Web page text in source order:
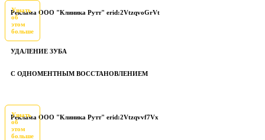
Реклама ООО "Клиника Рутт" erid:2VtzqvoGrVt
Узнать
об
этом
больше
УДАЛЕНИЕ ЗУБА
С ОДНОМЕНТНЫМ ВОССТАНОВЛЕНИЕМ
Реклама ООО "Клиника Рутт" erid:2Vtzqvvf7Vx
Узнать
об
этом
больше